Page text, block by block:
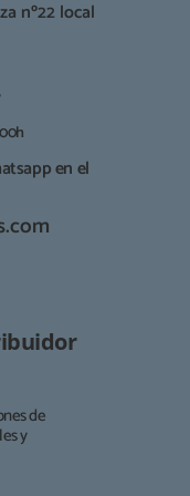
nº22 local
en el
de
y